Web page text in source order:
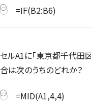
=IF(B2:B6)
セルA1に「東京都千代田
合は次のうちのどれか？
=MID(A1,4,4)